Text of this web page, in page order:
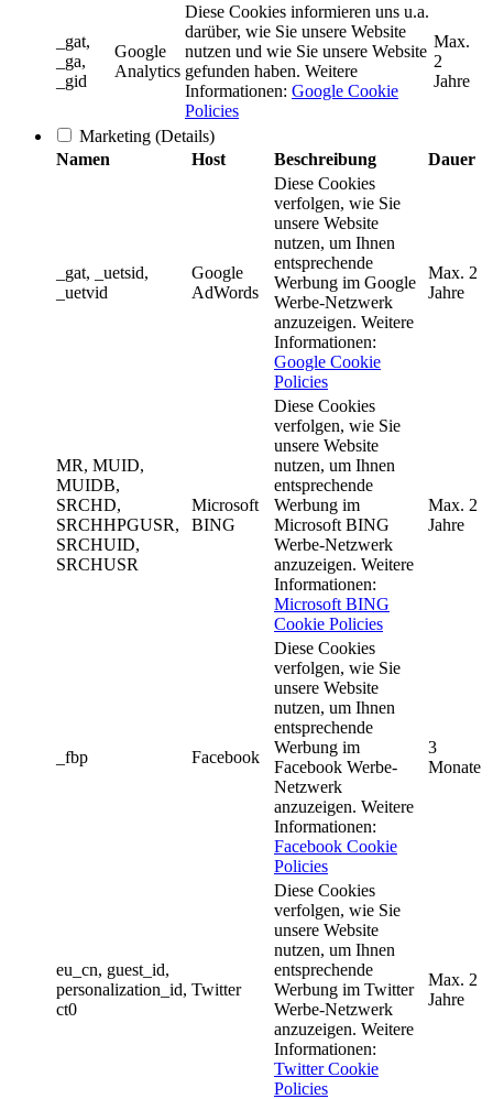
_gat,
_ga,
_gid
Google
Analytics
Diese Cookies informieren uns u.a.
darüber, wie Sie unsere Website
nutzen und wie Sie unsere Website
gefunden haben. Weitere
Informationen: Google Cookie
Policies
Max.
2
Jahre
Marketing (Details)
Namen
Host Beschreibung Dauer
_gat, _uetsid,
_uetvid
Google
AdWords
Diese Cookies
verfolgen, wie Sie
unsere Website
nutzen, um Ihnen
entsprechende
Werbung im Google
Werbe-Netzwerk
anzuzeigen. Weitere
Informationen:
Google Cookie
Policies
Max. 2
Jahre
MR, MUID,
MUIDB,
SRCHD,
SRCHHPGUSR,
SRCHUID,
SRCHUSR
Microsoft
BING
Diese Cookies
verfolgen, wie Sie
unsere Website
nutzen, um Ihnen
entsprechende
Werbung im
Microsoft BING
Werbe-Netzwerk
anzuzeigen. Weitere
Informationen:
Microsoft BING
Cookie Policies
Max. 2
Jahre
_fbp Facebook
Diese Cookies
verfolgen, wie Sie
unsere Website
nutzen, um Ihnen
entsprechende
Werbung im
Facebook Werbe-
Netzwerk
anzuzeigen. Weitere
Informationen:
Facebook Cookie
Policies
3
Monate
eu_cn, guest_id,
personalization_id,
ct0
Twitter
Diese Cookies
verfolgen, wie Sie
unsere Website
nutzen, um Ihnen
entsprechende
Werbung im Twitter
Werbe-Netzwerk
anzuzeigen. Weitere
Informationen:
Twitter Cookie
Policies
Max. 2
Jahre